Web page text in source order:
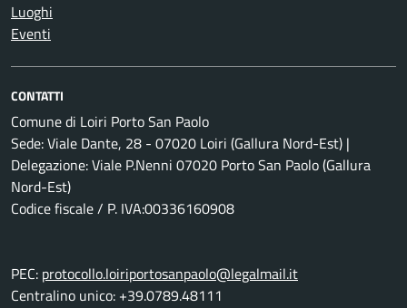
Luoghi
Eventi
CONTATTI
Comune di Loiri Porto San Paolo
Sede: Viale Dante, 28 - 07020 Loiri (Gallura Nord-Est) |
Delegazione: Viale P.Nenni 07020 Porto San Paolo (Gallura
Nord-Est)
Codice fiscale / P. IVA:00336160908
PEC: protocollo.loiriportosanpaolo@legalmail.it
Centralino unico: +39.0789.48111